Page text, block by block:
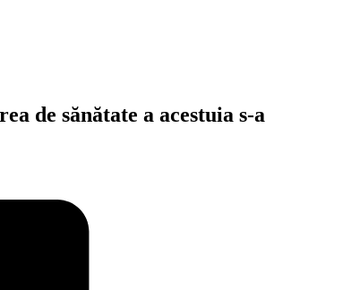
de sănătate a acestuia s-a